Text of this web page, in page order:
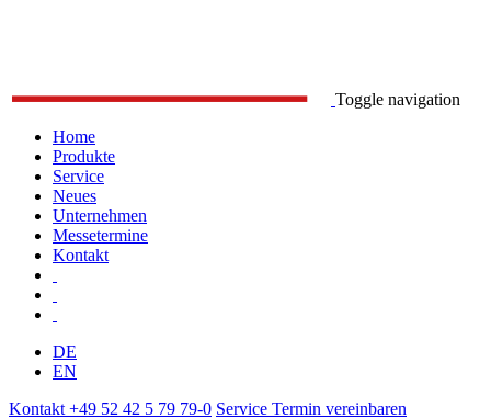
Toggle navigation
Home
Produkte
Service
Neues
Unternehmen
Messetermine
Kontakt
DE
EN
Kontakt +49 52 42 5 79 79-0 Service Termin vereinbaren